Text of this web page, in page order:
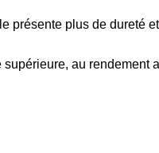
présente plus de dureté
supérieure, au rendement